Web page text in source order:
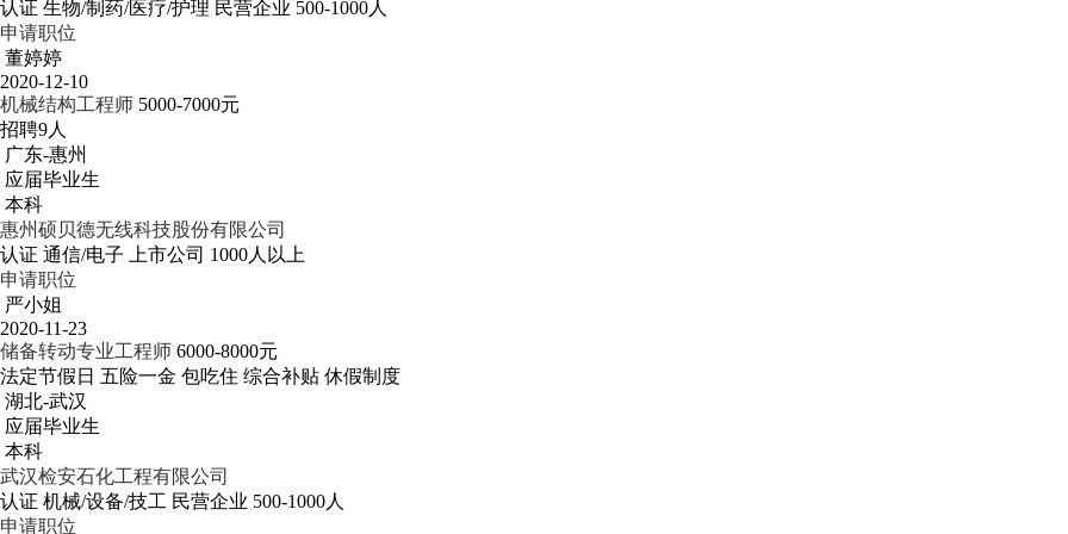
认证 生物/制药/医疗/护理 民营企业 500-1000人
申请职位
董婷婷
2020-12-10
机械结构工程师 5000-7000元
招聘9人
广东-惠州
应届毕业生
本科
惠州硕贝德无线科技股份有限公司
认证 通信/电子 上市公司 1000人以上
申请职位
严小姐
2020-11-23
储备转动专业工程师 6000-8000元
法定节假日 五险一金 包吃住 综合补贴 休假制度
湖北-武汉
应届毕业生
本科
武汉检安石化工程有限公司
认证 机械/设备/技工 民营企业 500-1000人
申请职位